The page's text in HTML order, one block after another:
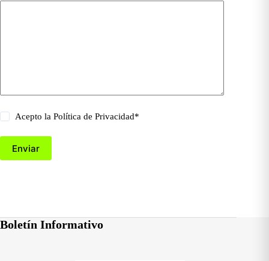
Acepto laPolítica de Privacidad*
Enviar
Boletín Informativo